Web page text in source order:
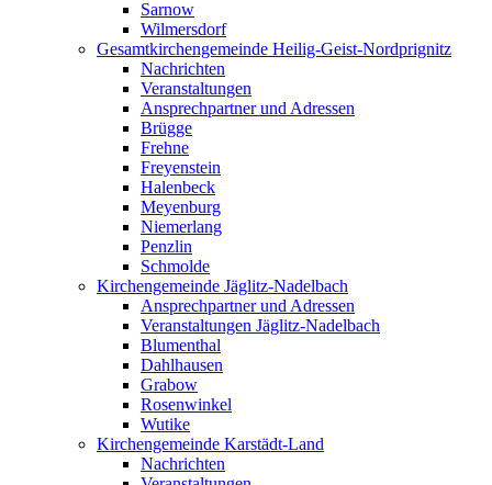
Sarnow
Wilmersdorf
Gesamtkirchengemeinde Heilig-Geist-Nordprignitz
Nachrichten
Veranstaltungen
Ansprechpartner und Adressen
Brügge
Frehne
Freyenstein
Halenbeck
Meyenburg
Niemerlang
Penzlin
Schmolde
Kirchengemeinde Jäglitz-Nadelbach
Ansprechpartner und Adressen
Veranstaltungen Jäglitz-Nadelbach
Blumenthal
Dahlhausen
Grabow
Rosenwinkel
Wutike
Kirchengemeinde Karstädt-Land
Nachrichten